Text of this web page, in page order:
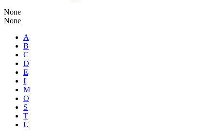
None
None
A
B
C
D
E
I
M
O
S
T
U